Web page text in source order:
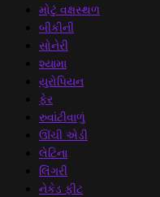
મોટું વક્ષસ્થળ
બીકીની
સોનેરી
શ્યામા
યુરોપિયન
ફેર
રુવાંટીવાળું
ઊંચી એડી
લેટિના
લિંગરી
નેકેડ ફીટ